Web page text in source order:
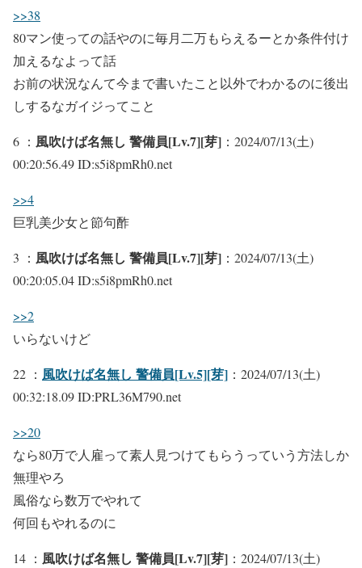
>>38
80マン使っての話やのに毎月二万もらえるーとか条件付け
加えるなよって話
お前の状況なんて今まで書いたこと以外でわかるのに後出
しするなガイジってこと
6 ： 風吹けば名無し 警備員[Lv.7][芽] ：2024/07/13(土)
00:20:56.49 ID:s5i8pmRh0.net
>>4
巨乳美少女と節句酢
3 ： 風吹けば名無し 警備員[Lv.7][芽] ：2024/07/13(土)
00:20:05.04 ID:s5i8pmRh0.net
>>2
いらないけど
22 ： 風吹けば名無し 警備員[Lv.5][芽] ：2024/07/13(土)
00:32:18.09 ID:PRL36M790.net
>>20
なら80万で人雇って素人見つけてもらうっていう方法しか
無理やろ
風俗なら数万でやれて
何回もやれるのに
14 ： 風吹けば名無し 警備員[Lv.7][芽] ：2024/07/13(土)